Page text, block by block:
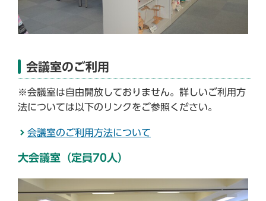
会議室のご利用
※会議室は自由開放しておりません。詳しいご利用方
法については以下のリンクをご参照ください。
会議室のご利用方法について
大会議室（定員70人）